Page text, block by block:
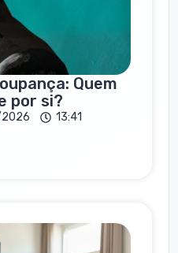
Quem
por si?
13:41